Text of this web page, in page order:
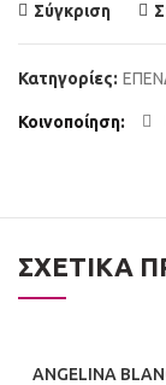
Σύγκριση
Κατηγορίες:
Κοινοποίηση
ΣΧΕΤΙΚΆ
ANGELINA